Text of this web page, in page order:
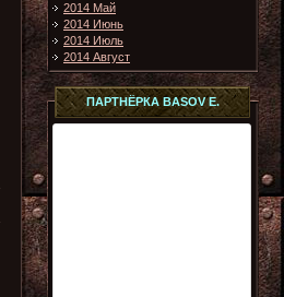
2014 Май
2014 Июнь
2014 Июль
2014 Август
ПАРТНЁРКА BASOV E.